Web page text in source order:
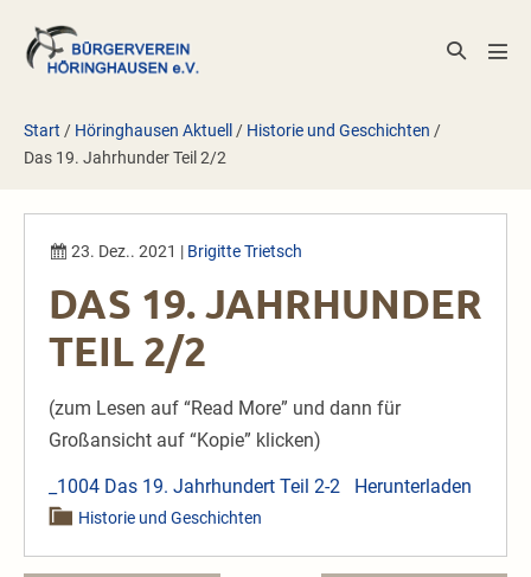
Inhalt
springen
Suche-
Start / Höringhausen Aktuell / Historie und Geschichten /
Das 19. Jahrhunder Teil 2/2
23. Dez.. 2021 | Brigitte Trietsch
DAS 19. JAHRHUNDER
TEIL 2/2
(zum Lesen auf “Read More” und dann für
Großansicht auf “Kopie” klicken)
_1004 Das 19. Jahrhundert Teil 2-2 Herunterladen
Historie und Geschichten